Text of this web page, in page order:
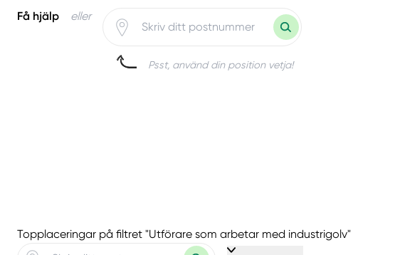
Få hjälp eller
Psst, använd din position vetja!
Topplaceringar på filtret "Utförare som arbetar med industrigolv"